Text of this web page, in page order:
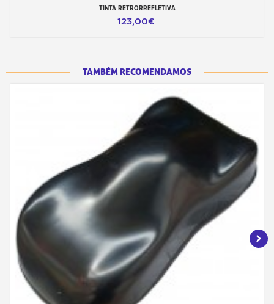
TINTA RETRORREFLETIVA
123,00€
TAMBÉM RECOMENDAMOS